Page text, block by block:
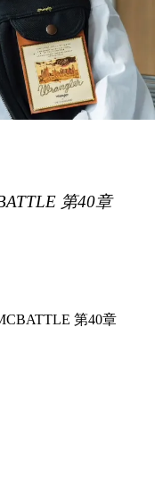
第40章
第40章